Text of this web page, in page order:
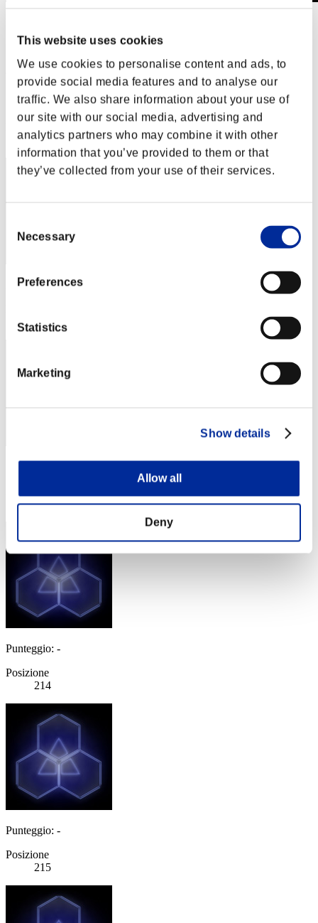
This website uses cookies
We use cookies to personalise content and ads, to
provide social media features and to analyse our
traffic. We also share information about your use of
our site with our social media, advertising and
analytics partners who may combine it with other
information that you’ve provided to them or that
they’ve collected from your use of their services.
Selection
Necessary
Preferences
Statistics
Marketing
Show details
Allow all
Deny
01.08.2019 15:00 (JST) - 31.08.2019 15:00 (JST)
Vai all'evento
(Le classifiche sono aggiornate ogni 6 ore)
Classifiche
211
Punteggio: -
212
213
Punteggio: -
Posizione
214
Punteggio: -
Posizione
215